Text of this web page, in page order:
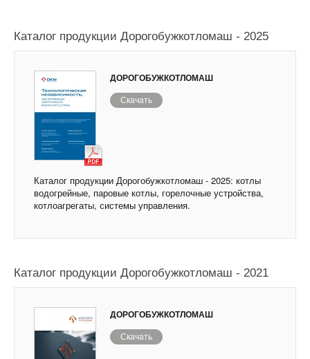
Каталог продукции Дорогобужкотломаш - 2025
ДОРОГОБУЖКОТЛОМАШ
Скачать
Каталог продукции Дорогобужкотломаш - 2025: котлы
водогрейные, паровые котлы, горелочные устройства,
котлоагрегаты, системы управления.
Каталог продукции Дорогобужкотломаш - 2021
ДОРОГОБУЖКОТЛОМАШ
Скачать